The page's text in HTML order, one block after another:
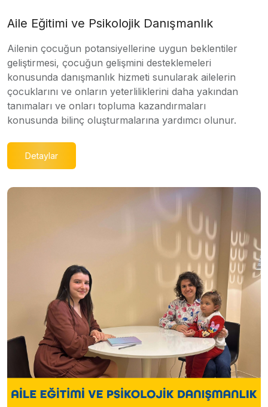
Aile Eğitimi ve Psikolojik Danışmanlık
Ailenin çocuğun potansiyellerine uygun beklentiler
geliştirmesi, çocuğun gelişmini desteklemeleri
konusunda danışmanlık hizmeti sunularak ailelerin
çocuklarını ve onların yeterliliklerini daha yakından
tanımaları ve onları topluma kazandırmaları
konusunda bilinç oluşturmalarına yardımcı olunur.
Detaylar